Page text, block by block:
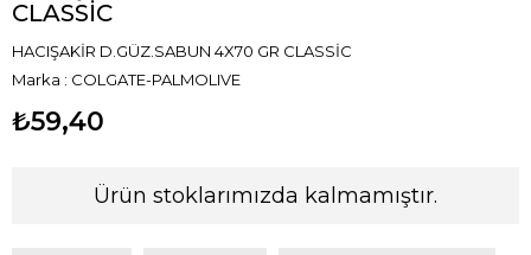
CLASSİC
HACIŞAKİR D.GÜZ.SABUN 4X70 GR CLASSİC
Marka : COLGATE-PALMOLIVE
₺59,40
Ürün stoklarımızda kalmamıştır.